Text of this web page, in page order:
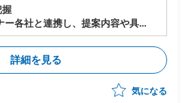
握
ー各社と連携し、提案内容や具体
成、およびプレゼンテーションの
い合わせ対応
する進捗管理および課題把握
詳細を見る
気になる